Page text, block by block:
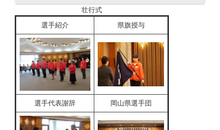
壮行式
選手紹介
県旗授与
選手代表謝辞 岡山県選手団